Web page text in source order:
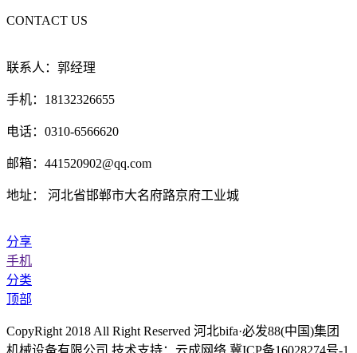
CONTACT US
联系人：郭经理
手机：18132326655
电话：0310-6566620
邮箱：441520902@qq.com
地址： 河北省邯郸市大名府路京府工业城
分享
手机
分类
顶部
CopyRight 2018 All Right Reserved 河北bifa·必发88(中国)集团